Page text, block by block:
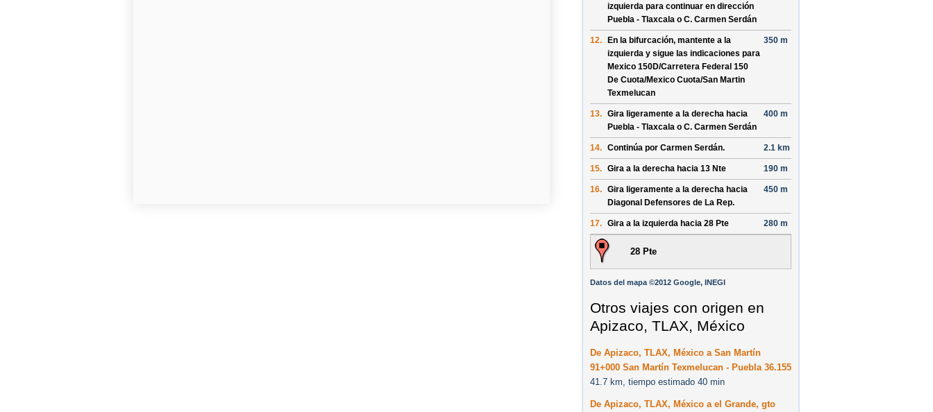
izquierda para continuar en dirección
Puebla - Tlaxcala o C. Carmen Serdán
12.
En la bifurcación, mantente a la
izquierda y sigue las indicaciones para
Mexico 150D/Carretera Federal 150
De Cuota/Mexico Cuota/San Martin
Texmelucan
350 m
13. Gira ligeramente a la derecha hacia
Puebla - Tlaxcala o C. Carmen Serdán
400 m
14. Continúa por Carmen Serdán. 2.1 km
15. Gira a la derecha hacia 13 Nte 190 m
16. Gira ligeramente a la derecha hacia
Diagonal Defensores de La Rep.
450 m
17. Gira a la izquierda hacia 28 Pte 280 m
28 Pte
Datos del mapa ©2012 Google, INEGI
Otros viajes con origen en
Apizaco, TLAX, México
De Apizaco, TLAX, México a San Martín
91+000 San Martín Texmelucan - Puebla 36.155
41.7 km, tiempo estimado 40 min
De Apizaco, TLAX, México a el Grande, gto